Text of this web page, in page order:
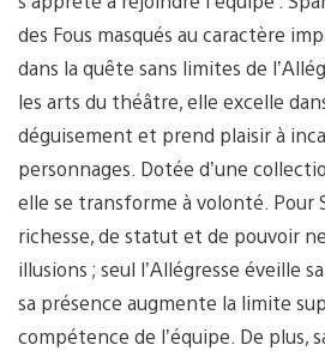
des Fous masqués au caractère
dans la quête sans limites de
les arts du théâtre, elle excelle
déguisement et prend plaisir à
personnages. Dotée d’une
elle se transforme à volonté. Pour
richesse, de statut et de pouvoir
illusions ; seul l’Allégresse éveille
sa présence augmente la limite
compétence de l’équipe. De plus,